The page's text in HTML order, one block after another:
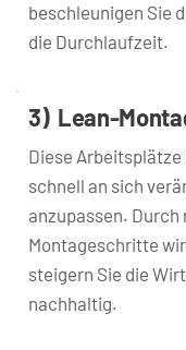
beschleunigen Sie
die Durchlaufzeit.
3)  Lean-
Diese
schnell an sich
anzupassen.
Montageschritte
steigern Sie die
nachhaltig.